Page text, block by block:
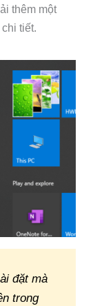
thêm một
tiết.
đặt mà
trong